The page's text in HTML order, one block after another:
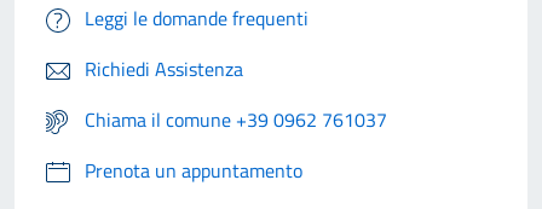
Leggi le domande frequenti
Richiedi Assistenza
Chiama il comune +39 0962 761037
Prenota un appuntamento